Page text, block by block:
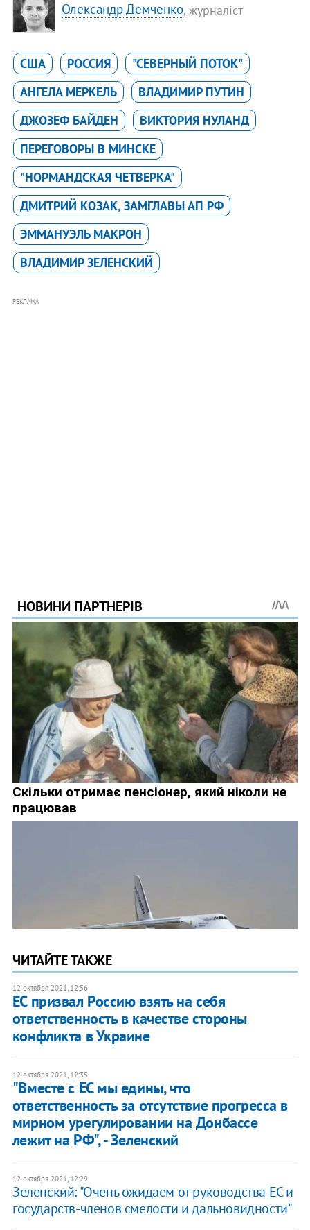
Олександр Демченко, журналіст
США РОССИЯ
"СЕВЕРНЫЙ ПОТОК"
АНГЕЛА МЕРКЕЛЬ
ВЛАДИМИР ПУТИН
ДЖОЗЕФ БАЙДЕН
ВИКТОРИЯ НУЛАНД
ПЕРЕГОВОРЫ В МИНСКЕ
"НОРМАНДСКАЯ ЧЕТВЕРКА"
ДМИТРИЙ КОЗАК, ЗАМГЛАВЫ АП РФ
ЭММАНУЭЛЬ МАКРОН
ВЛАДИМИР ЗЕЛЕНСКИЙ
РЕКЛАМА
ЧИТАЙТЕ ТАКЖЕ
12 октября 2021, 12:56
ЕС призвал Россию взять на себя
ответственность в качестве стороны
конфликта в Украине
12 октября 2021, 12:35
"Вместе с ЕС мы едины, что
ответственность за отсутствие прогресса в
мирном урегулировании на Донбассе
лежит на РФ", - Зеленский
12 октября 2021, 12:29
Зеленский: "Очень ожидаем от руководства ЕС и
государств-членов смелости и дальновидности"